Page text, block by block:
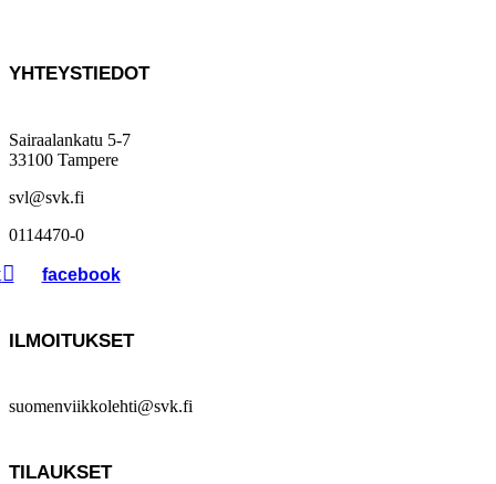
YHTEYSTIEDOT
Sairaalankatu 5-7
33100 Tampere
svl@svk.fi
0114470-0
ILMOITUKSET
suomenviikkolehti@svk.fi
TILAUKSET